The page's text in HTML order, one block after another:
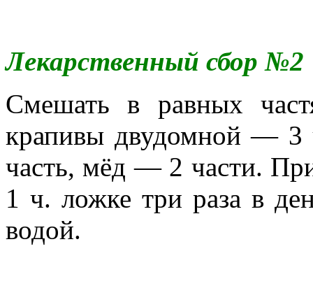
Лекарственный сбор №2
Смешать в равных
крапивы двудомной —
часть, мёд — 2 части.
1 ч. ложке три раза в
водой.